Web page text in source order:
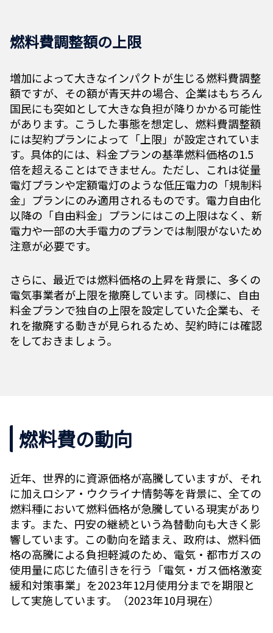
燃料費調整額の上限
増加によって大きなインパクトが生じる燃料費調整
額ですが、その額が青天井の場合、企業はもちろん
国民にも突如として大きな負担が降りかかる可能性
があります。こうした事態を想定し、燃料費調整額
には契約プランによって「上限」が設定されていま
す。具体的には、料金プランの基準燃料価格の1.5
倍を超えることはできません。ただし、これは従量
電灯プランや定額電灯のような低圧電力の「規制料
金」プランにのみ適用されるものです。電力自由化
以降の「自由料金」プランにはこの上限はなく、新
電力や一部の大手電力のプランでは制限がないため
注意が必要です。
さらに、最近では燃料価格の上昇を背景に、多くの
電気事業者が上限を撤廃しています。同様に、自由
料金プランで独自の上限を設定していた企業も、そ
れを撤廃する動きが見られるため、契約時には確認
をしておきましょう。
燃料費の動向
近年、世界的に資源価格が高騰していますが、それ
に加えロシア・ウクライナ情勢等を背景に、全ての
燃料種において燃料価格が急騰している現実があり
ます。また、円安の継続という為替動向も大きく影
響しています。この動向を踏まえ、政府は、燃料価
格の高騰による負担軽減のため、電気・都市ガスの
使用量に応じた値引きを行う「電気・ガス価格激変
緩和対策事業」を2023年12月使用分までを期限と
して実施しています。（2023年10月現在）